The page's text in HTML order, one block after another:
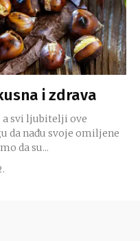
i zdrava
a svi ljubitelji ove
da nađu svoje omiljene
da su...